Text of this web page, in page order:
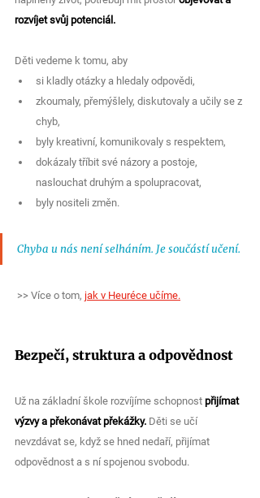
rozvíjet svůj potenciál.
Děti vedeme k tomu, aby
si kladly otázky a hledaly odpovědi,
zkoumaly, přemýšlely, diskutovaly a učily se z
chyb,
byly kreativní, komunikovaly s respektem,
dokázaly tříbit své názory a postoje,
naslouchat druhým a spolupracovat,
byly nositeli změn.
Chyba u nás není selháním. Je součástí učení.
>> Více o tom, jak v Heuréce učíme.
Bezpečí, struktura a odpovědnost
Už na základní škole rozvíjíme schopnost přijímat
výzvy a překonávat překážky. Děti se učí
nevzdávat se, když se hned nedaří, přijímat
odpovědnost a s ní spojenou svobodu.